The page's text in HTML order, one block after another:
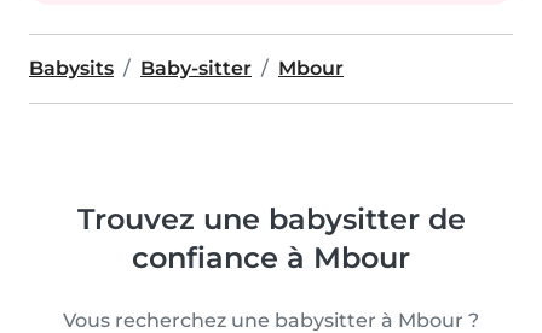
Babysits Baby-sitter Mbour
Trouvez une babysitter de
confiance à Mbour
Vous recherchez une babysitter à Mbour ?